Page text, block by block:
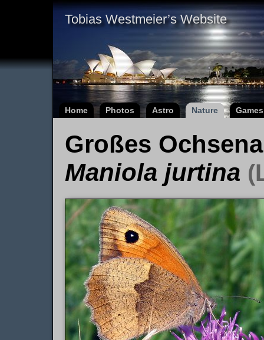
Tobias Westmeier’s Website
Home Photos Astro Nature Games
Großes
Maniola jurtina